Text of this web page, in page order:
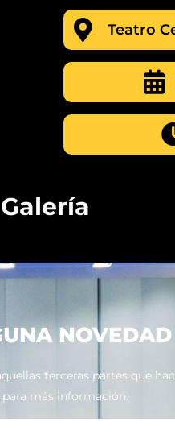
Teatro
Galería
NOVEDAD
terceras partes que
más información.